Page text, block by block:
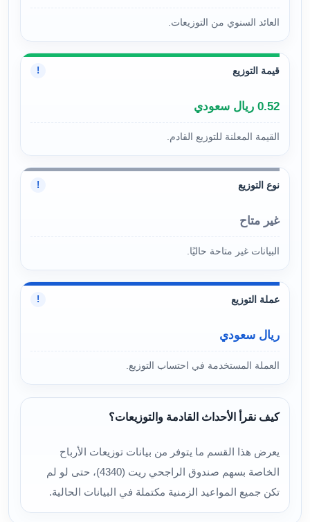
العائد السنوي من التوزيعات.
قيمة التوزيع !
0.52 ريال سعودي
القيمة المعلنة للتوزيع القادم.
نوع التوزيع !
غير متاح
البيانات غير متاحة حاليًا.
عملة التوزيع !
ريال سعودي
العملة المستخدمة في احتساب التوزيع.
كيف نقرأ الأحداث القادمة والتوزيعات؟
يعرض هذا القسم ما يتوفر من بيانات توزيعات الأرباح
الخاصة بسهم صندوق الراجحي ريت (4340)، حتى لو لم
تكن جميع المواعيد الزمنية مكتملة في البيانات الحالية.